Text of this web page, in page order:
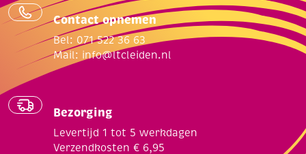
Contact opnemen
Bel: 071 522 36 63
Mail: info@ltcleiden.nl
Bezorging
Levertijd 1 tot 5 werkdagen
Verzendkosten € 6,95